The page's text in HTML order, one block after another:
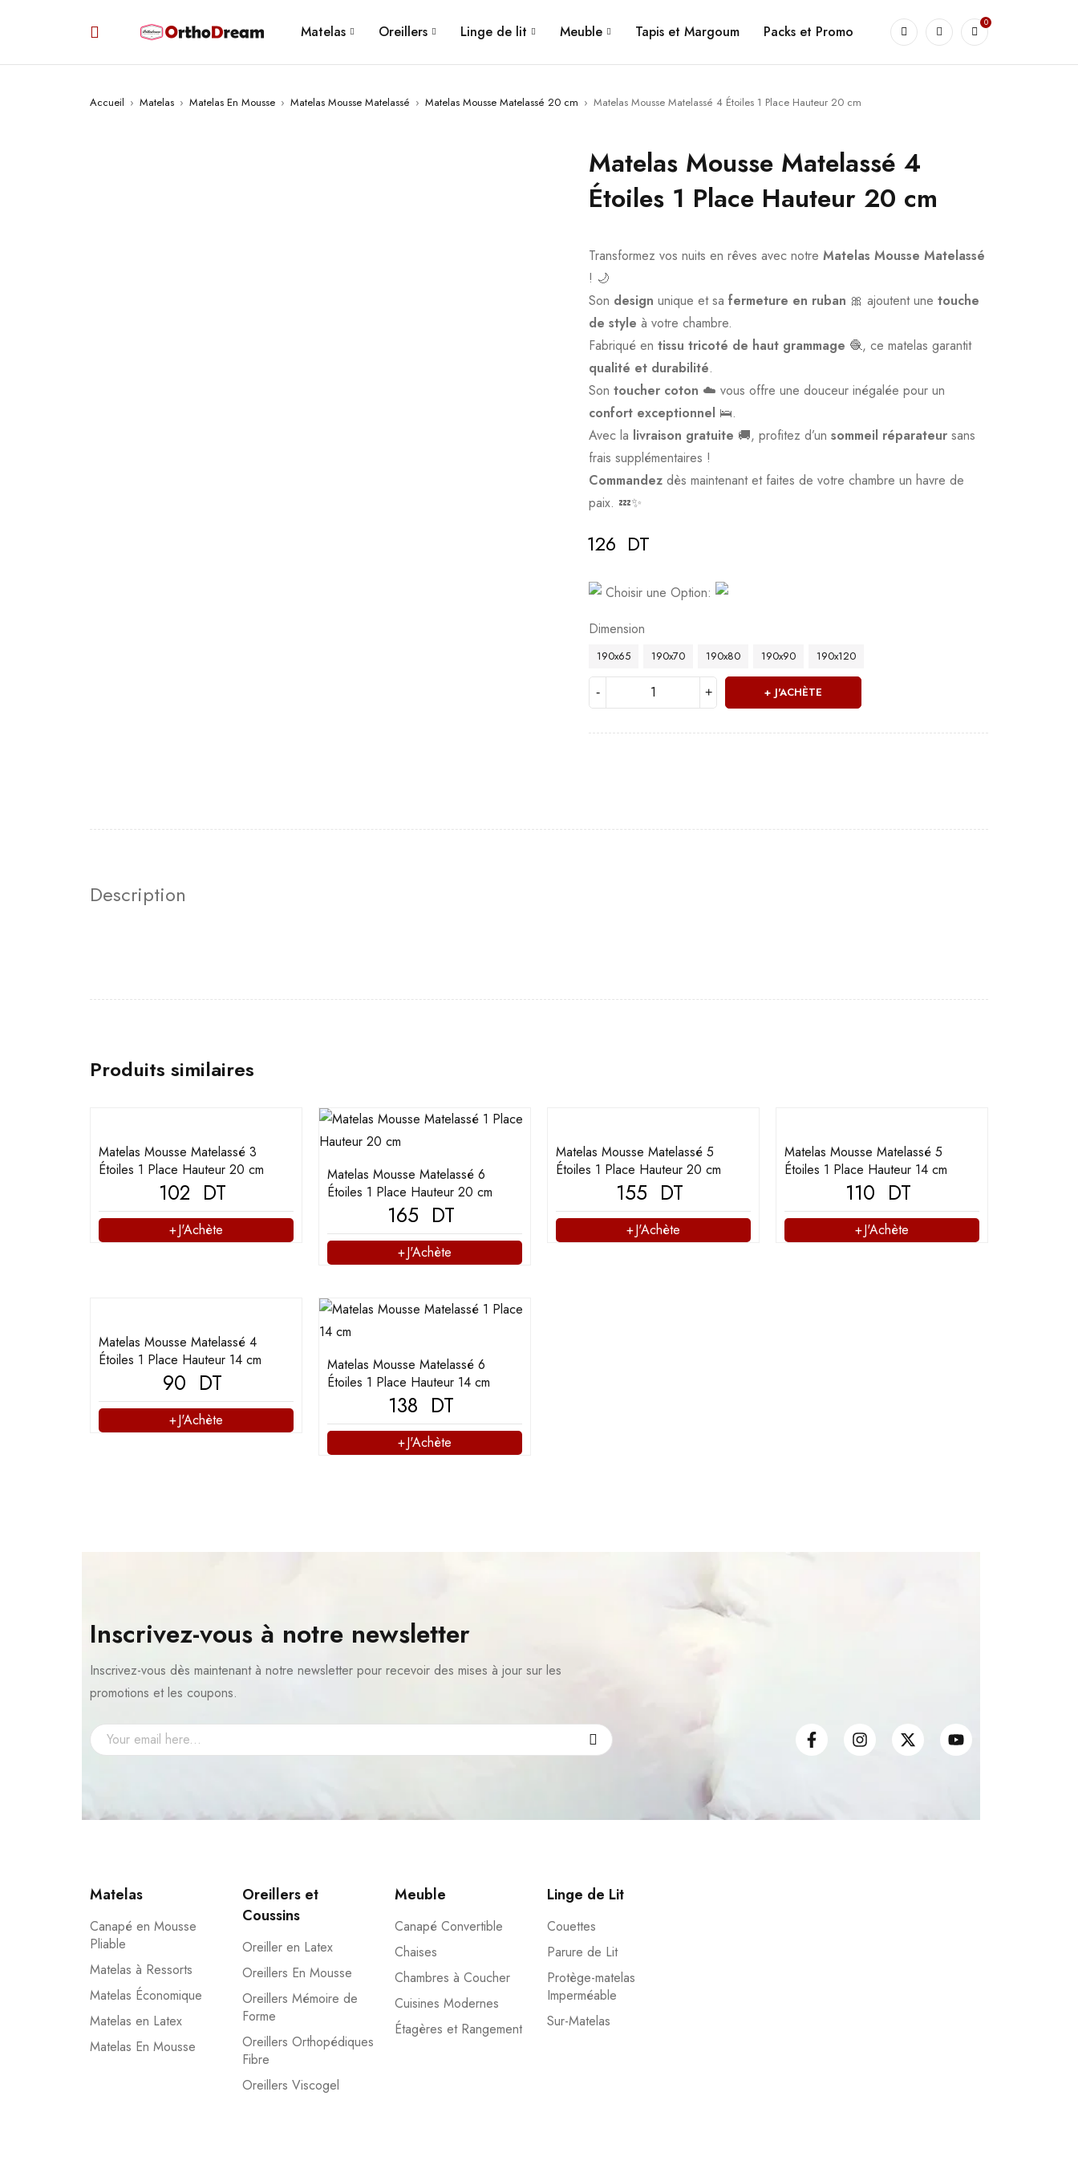
Matelas Oreillers Linge de lit Meuble Tapis et Margoum Packs et Promo
0
Accueil › Matelas › Matelas En Mousse › Matelas Mousse Matelassé › Matelas Mousse Matelassé 20 cm › Matelas Mousse Matelassé 4 Étoiles 1 Place Hauteur 20 cm
Matelas Mousse Matelassé 4
Étoiles 1 Place Hauteur 20 cm
Transformez vos nuits en rêves avec notreMatelas Mousse Matelassé
! 🌙
Son design unique et safermeture en ruban 🎀 ajoutent unetouche
de style à votre chambre.
Fabriqué entissu tricoté de haut grammage 🧶, ce matelas garantit
qualité et durabilité.
Sontoucher coton ☁️ vous offre une douceur inégalée pour un
confort exceptionnel 🛌.
Avec la livraison gratuite 🚚, profitez d’unsommeil réparateur sans
frais supplémentaires !
Commandez dès maintenant et faites de votre chambre un havre de
paix. 💤✨
126 DT
Choisir une Option:
Dimension
190x65 190x70 190x80 190x90 190x120
J'ACHÈTE
Description
Produits similaires
Matelas Mousse Matelassé 3
Étoiles 1 Place Hauteur 20 cm
102 DT
J'Achète
Matelas Mousse Matelassé 6
Étoiles 1 Place Hauteur 20 cm
165 DT
J'Achète
Matelas Mousse Matelassé 5
Étoiles 1 Place Hauteur 20 cm
155 DT
J'Achète
Matelas Mousse Matelassé 5
Étoiles 1 Place Hauteur 14 cm
110 DT
J'Achète
Matelas Mousse Matelassé 4
Étoiles 1 Place Hauteur 14 cm
90 DT
J'Achète
Matelas Mousse Matelassé 6
Étoiles 1 Place Hauteur 14 cm
138 DT
J'Achète
Inscrivez-vous à notre newsletter
Inscrivez-vous dès maintenant à notre newsletter pour recevoir des mises à jour sur les
promotions et les coupons.
Matelas
Canapé en Mousse
Pliable
Matelas à Ressorts
Matelas Économique
Matelas en Latex
Matelas En Mousse
Oreillers et
Coussins
Oreiller en Latex
Oreillers En Mousse
Oreillers Mémoire de
Forme
Oreillers Orthopédiques
Fibre
Oreillers Viscogel
Meuble
Canapé Convertible
Chaises
Chambres à Coucher
Cuisines Modernes
Étagères et Rangement
Linge de Lit
Couettes
Parure de Lit
Protège-matelas
Imperméable
Sur-Matelas